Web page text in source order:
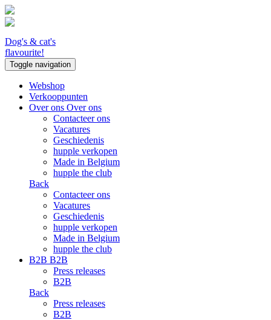
Dog's & cat's
flavourite!
Toggle navigation
Webshop
Verkooppunten
Over ons Over ons
Contacteer ons
Vacatures
Geschiedenis
hupple verkopen
Made in Belgium
hupple the club
Back
Contacteer ons
Vacatures
Geschiedenis
hupple verkopen
Made in Belgium
hupple the club
B2B B2B
Press releases
B2B
Back
Press releases
B2B